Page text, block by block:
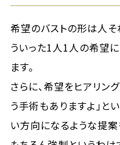
希望のバストの形は人
ういった1人1人の希望
ます。
さらに、希望をヒアリン
う手術もありますよ」と
い方向になるような提案